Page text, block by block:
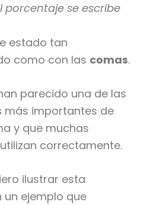
porcentaje se escribe
estado tan
como con las comas.
parecido una de las
más importantes de
y que muchas
correctamente.
ilustrar esta
ejemplo que